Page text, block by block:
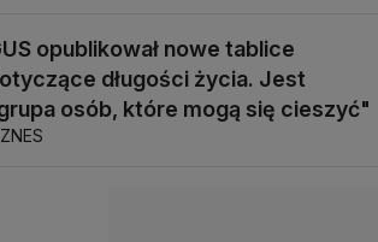
opublikował nowe tablice
długości życia. Jest
osób, które mogą się cieszyć"